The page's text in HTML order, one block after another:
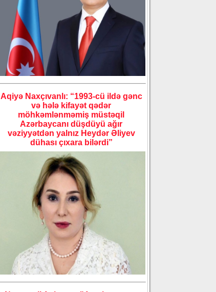
Aqiyə Naxçıvanlı: “1993-cü ildə gənc
və hələ kifayət qədər
möhkəmlənməmiş müstəqil
Azərbaycanı düşdüyü ağır
vəziyyətdən yalnız Heydər Əliyev
dühası çıxara bilərdi”